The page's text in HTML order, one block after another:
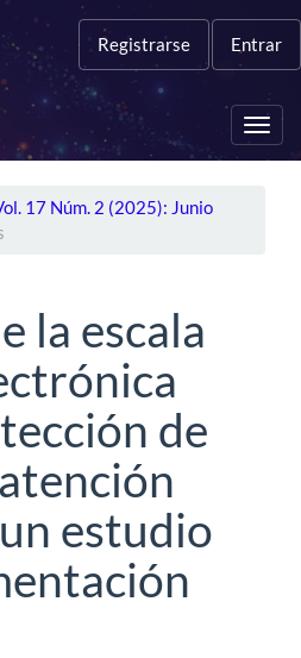
Registrarse Entrar
17 Núm. 2 (2025): Junio
la escala
de
estudio